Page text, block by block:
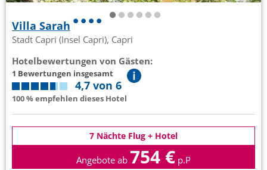
Villa Sarah
Stadt Capri (Insel Capri), Capri
Hotelbewertungen von Gästen:
1 Bewertungen insgesamt
4,7 von 6
100 % empfehlen dieses Hotel
7 Nächte Flug + Hotel
Angebote ab 754 € p.P